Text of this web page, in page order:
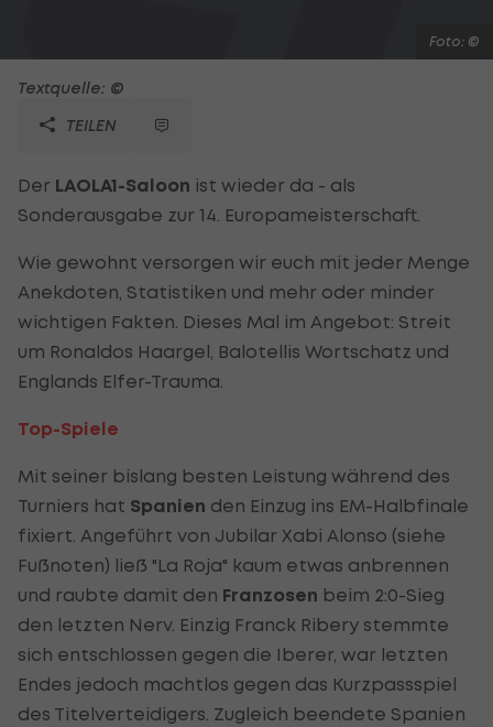
Foto: ©
Textquelle: ©
TEILEN
Der LAOLA1-Saloon ist wieder da - als
Sonderausgabe zur 14. Europameisterschaft.
Wie gewohnt versorgen wir euch mit jeder Menge
Anekdoten, Statistiken und mehr oder minder
wichtigen Fakten. Dieses Mal im Angebot: Streit
um Ronaldos Haargel, Balotellis Wortschatz und
Englands Elfer-Trauma.
Top-Spiele
Mit seiner bislang besten Leistung während des
Turniers hat Spanien den Einzug ins EM-Halbfinale
fixiert. Angeführt von Jubilar Xabi Alonso (siehe
Fußnoten) ließ "La Roja" kaum etwas anbrennen
und raubte damit den Franzosen beim 2:0-Sieg
den letzten Nerv. Einzig Franck Ribery stemmte
sich entschlossen gegen die Iberer, war letzten
Endes jedoch machtlos gegen das Kurzpassspiel
des Titelverteidigers. Zugleich beendete Spanien